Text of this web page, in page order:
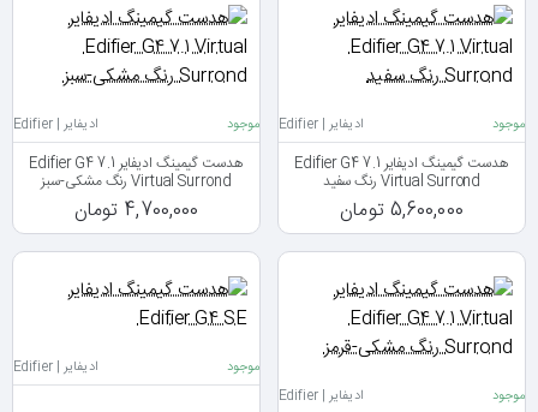
موجود ادیفایر | Edifier
هدست گیمینگ ادیفایر Edifier G4 7.1
Virtual Surrond رنگ سفید
5,600,000 تومان
موجود ادیفایر | Edifier
هدست گیمینگ ادیفایر Edifier G4 7.1
Virtual Surrond رنگ مشکی-سبز
4,700,000 تومان
موجود ادیفایر | Edifier
موجود ادیفایر | Edifier